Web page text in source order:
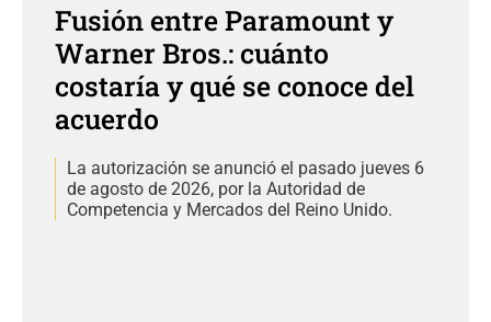
Fusión entre Paramount y
Warner Bros.: cuánto
costaría y qué se conoce del
acuerdo
La autorización se anunció el pasado jueves 6
de agosto de 2026, por la Autoridad de
Competencia y Mercados del Reino Unido.